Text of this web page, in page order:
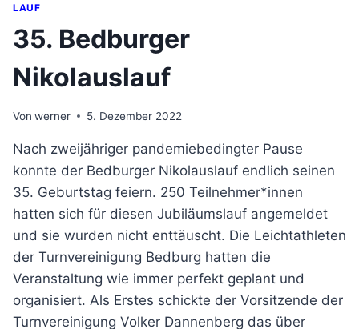
LAUF
35. Bedburger
Nikolauslauf
Von werner 5. Dezember 2022
Nach zweijähriger pandemiebedingter Pause
konnte der Bedburger Nikolauslauf endlich seinen
35. Geburtstag feiern. 250 Teilnehmer*innen
hatten sich für diesen Jubiläumslauf angemeldet
und sie wurden nicht enttäuscht. Die Leichtathleten
der Turnvereinigung Bedburg hatten die
Veranstaltung wie immer perfekt geplant und
organisiert. Als Erstes schickte der Vorsitzende der
Turnvereinigung Volker Dannenberg das über